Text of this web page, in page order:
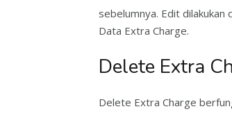
sebelumnya. Edit
Data Extra Charge.
Delete Extra
Delete Extra Charge